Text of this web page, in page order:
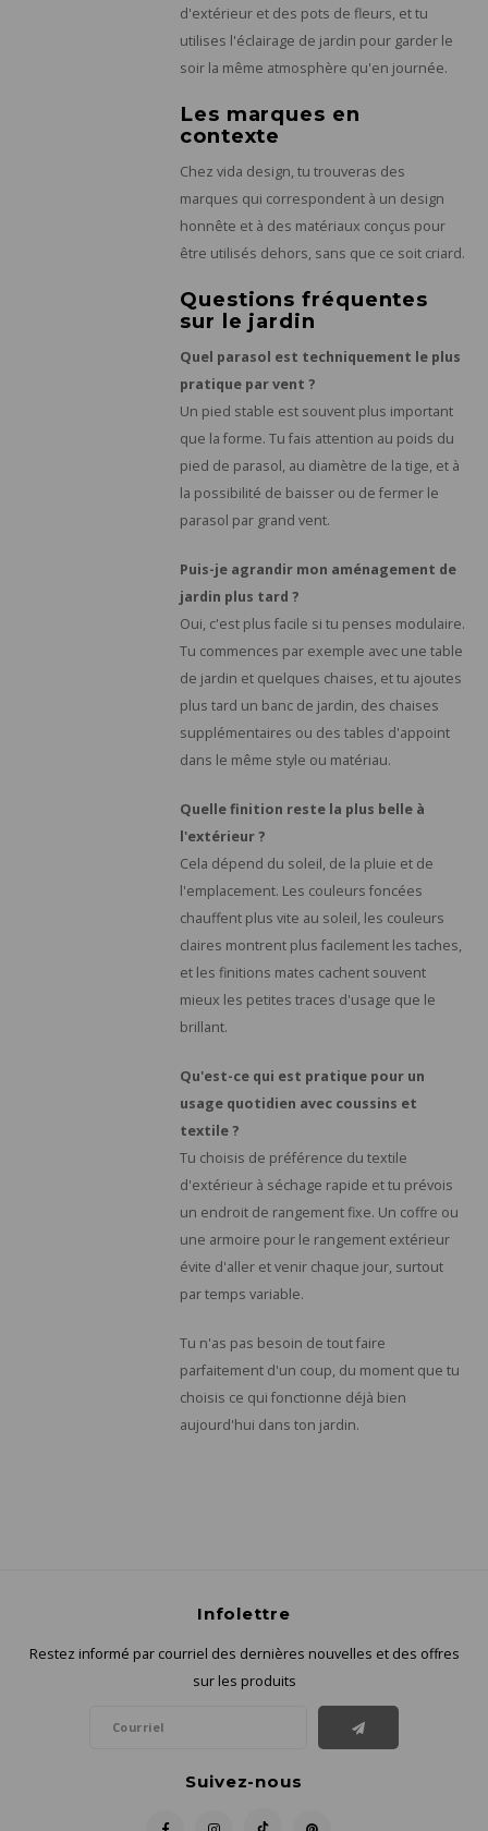
d'extérieur et des pots de fleurs, et tu
utilises l'éclairage de jardin pour garder le
soir la même atmosphère qu'en journée.
Les marques en
contexte
Chez vida design, tu trouveras des
marques qui correspondent à un design
honnête et à des matériaux conçus pour
être utilisés dehors, sans que ce soit criard.
Questions fréquentes
sur le jardin
Quel parasol est techniquement le plus
pratique par vent ?
Un pied stable est souvent plus important
que la forme. Tu fais attention au poids du
pied de parasol, au diamètre de la tige, et à
la possibilité de baisser ou de fermer le
parasol par grand vent.
Puis-je agrandir mon aménagement de
jardin plus tard ?
Oui, c'est plus facile si tu penses modulaire.
Tu commences par exemple avec une table
de jardin et quelques chaises, et tu ajoutes
plus tard un banc de jardin, des chaises
supplémentaires ou des tables d'appoint
dans le même style ou matériau.
Quelle finition reste la plus belle à
l'extérieur ?
Cela dépend du soleil, de la pluie et de
l'emplacement. Les couleurs foncées
chauffent plus vite au soleil, les couleurs
claires montrent plus facilement les taches,
et les finitions mates cachent souvent
mieux les petites traces d'usage que le
brillant.
Qu'est-ce qui est pratique pour un
usage quotidien avec coussins et
textile ?
Tu choisis de préférence du textile
d'extérieur à séchage rapide et tu prévois
un endroit de rangement fixe. Un coffre ou
une armoire pour le rangement extérieur
évite d'aller et venir chaque jour, surtout
par temps variable.
Tu n'as pas besoin de tout faire
parfaitement d'un coup, du moment que tu
choisis ce qui fonctionne déjà bien
aujourd'hui dans ton jardin.
Infolettre
Restez informé par courriel des dernières nouvelles et des offres
sur les produits
Suivez-nous